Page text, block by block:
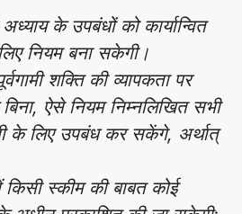
के उपबंधों को कार्यान्वित
नियम बना सकेगी।
शक्ति की व्यापकता पर
ऐसे नियम निम्नलिखित सभी
के लिए उपबंध कर सकेंगे, अर्थात्
स्कीम की बाबत कोई